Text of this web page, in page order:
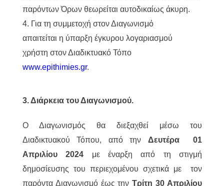
παρόντων Όρων θεωρείται αυτοδικαίως άκυρη.
4. Για τη συμμετοχή στον Διαγωνισμό
απαιτείται η ύπαρξη έγκυρου λογαριασμού
χρήστη στον Διαδικτυακό Τόπο
www.epithimies.gr.
3. Διάρκεια του Διαγωνισμού.
Ο Διαγωνισμός θα διεξαχθεί μέσω του
Διαδικτυακού Τόπου, από την Δευτέρα 01
Απριλίου 2024 με έναρξη από τη στιγμή
δημοσίευσης του περιεχομένου σχετικά με τον
παρόντα Διαγωνισμό έως τηνΤρίτη 30 Απριλίου